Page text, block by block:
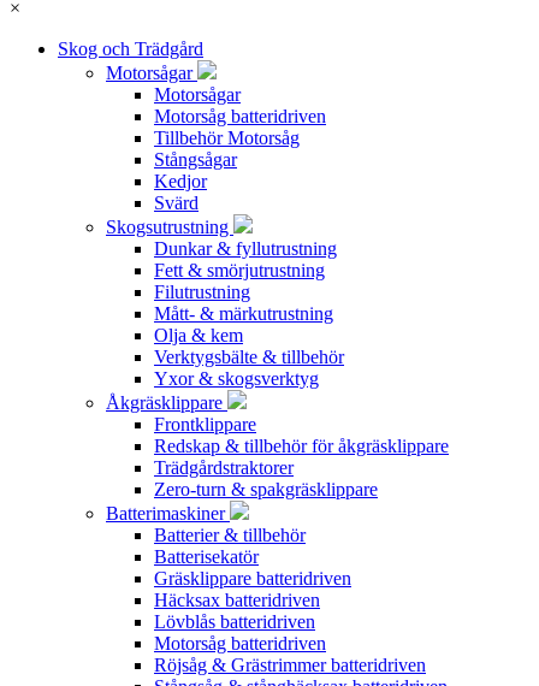
×
Skog och Trädgård
Motorsågar
Motorsågar
Motorsåg batteridriven
Tillbehör Motorsåg
Stångsågar
Kedjor
Svärd
Skogsutrustning
Dunkar & fyllutrustning
Fett & smörjutrustning
Filutrustning
Mått- & märkutrustning
Olja & kem
Verktygsbälte & tillbehör
Yxor & skogsverktyg
Åkgräsklippare
Frontklippare
Redskap & tillbehör för åkgräsklippare
Trädgårdstraktorer
Zero-turn & spakgräsklippare
Batterimaskiner
Batterier & tillbehör
Batterisekatör
Gräsklippare batteridriven
Häcksax batteridriven
Lövblås batteridriven
Motorsåg batteridriven
Röjsåg & Grästrimmer batteridriven